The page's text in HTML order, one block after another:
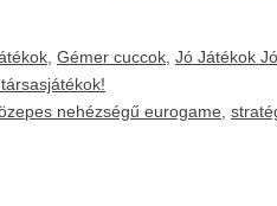
Gémer cuccok Jó Játékok
nehézségű eurogame